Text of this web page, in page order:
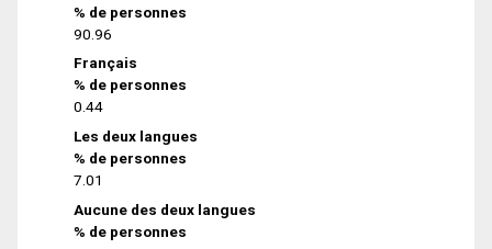
% de personnes
90.96
Français
% de personnes
0.44
Les deux langues
% de personnes
7.01
Aucune des deux langues
% de personnes